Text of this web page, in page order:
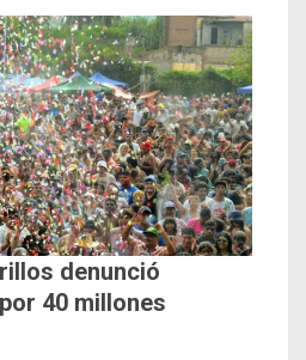
denunció
40 millones